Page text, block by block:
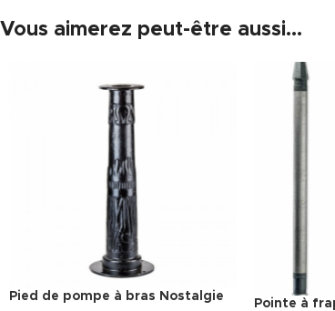
Vous aimerez peut-être aussi…
Pied de pompe à bras Nostalgie
Pointe à